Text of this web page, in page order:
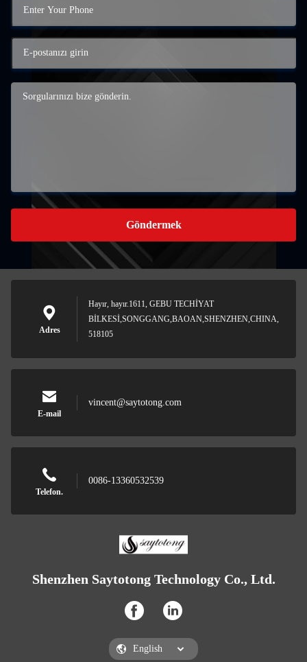
Göndermek
Adres
Hayır, hayır.1611, GEBU TECHİYAT
BİLKESİ,SONGGANG,BAOAN,SHENZHEN,CHINA,
518105
E-mail
vincent@saytotong.com
Telefon.
0086-13360532539
Shenzhen Saytotong Technology Co., Ltd.